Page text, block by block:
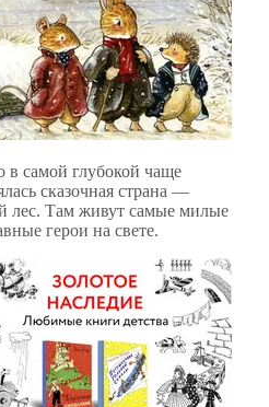
в самой глубокой чаще
сказочная страна —
лес. Там живут самые милые
герои на свете.